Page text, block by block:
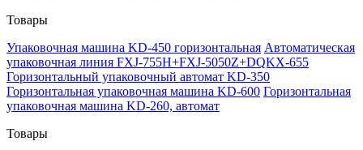
Товары
Упаковочная машина KD-450 горизонтальная Автоматическая
упаковочная линия FXJ-755H+FXJ-5050Z+DQKX-655
Горизонтальный упаковочный автомат KD-350
Горизонтальная упаковочная машина KD-600 Горизонтальная
упаковочная машина KD-260, автомат
Товары